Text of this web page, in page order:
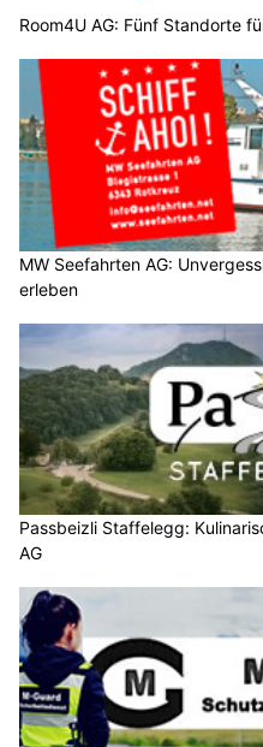
Room4U AG: Fünf Standorte
MW Seefahrten AG:
erleben
Passbeizli Staffelegg:
AG